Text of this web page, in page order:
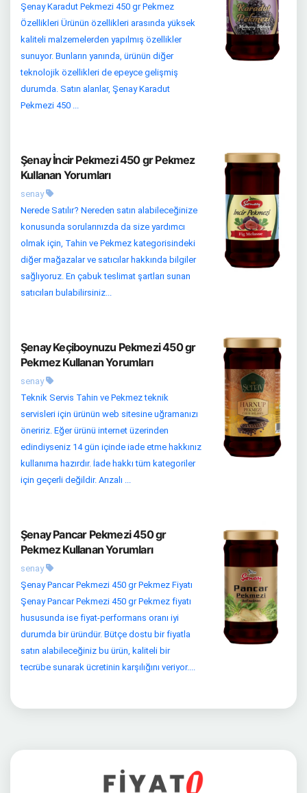
Şenay Karadut Pekmezi 450 gr Pekmez
Özellikleri Ürünün özellikleri arasında yüksek
kaliteli malzemelerden yapılmış özellikler
sunuyor. Bunların yanında, ürünün diğer
teknolojik özellikleri de epeyce gelişmiş
durumda. Satın alanlar, Şenay Karadut
Pekmezi 450 ...
Şenay İncir Pekmezi 450 gr Pekmez
Kullanan Yorumları
senay
Nerede Satılır? Nereden satın alabileceğinize
konusunda sorularınızda da size yardımcı
olmak için, Tahin ve Pekmez kategorisindeki
diğer mağazalar ve satıcılar hakkında bilgiler
sağlıyoruz. En çabuk teslimat şartları sunan
satıcıları bulabilirsiniz...
Şenay Keçiboynuzu Pekmezi 450 gr
Pekmez Kullanan Yorumları
senay
Teknik Servis Tahin ve Pekmez teknik
servisleri için ürünün web sitesine uğramanızı
öneririz. Eğer ürünü internet üzerinden
edindiyseniz 14 gün içinde iade etme hakkınız
kullanıma hazırdır. İade hakkı tüm kategoriler
için geçerli değildir. Arızalı ...
Şenay Pancar Pekmezi 450 gr
Pekmez Kullanan Yorumları
senay
Şenay Pancar Pekmezi 450 gr Pekmez Fiyatı
Şenay Pancar Pekmezi 450 gr Pekmez fiyatı
hususunda ise fiyat-performans oranı iyi
durumda bir üründür. Bütçe dostu bir fiyatla
satın alabileceğiniz bu ürün, kaliteli bir
tecrübe sunarak ücretinin karşılığını veriyor....